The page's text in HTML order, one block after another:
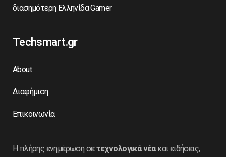
διασημότερη Ελληνίδα Gamer
Techsmart.gr
About
Διαφήμιση
Επικοινωνία
Η πλήρης ενημέρωση σετεχνολογικά νέακαι ειδήσεις,